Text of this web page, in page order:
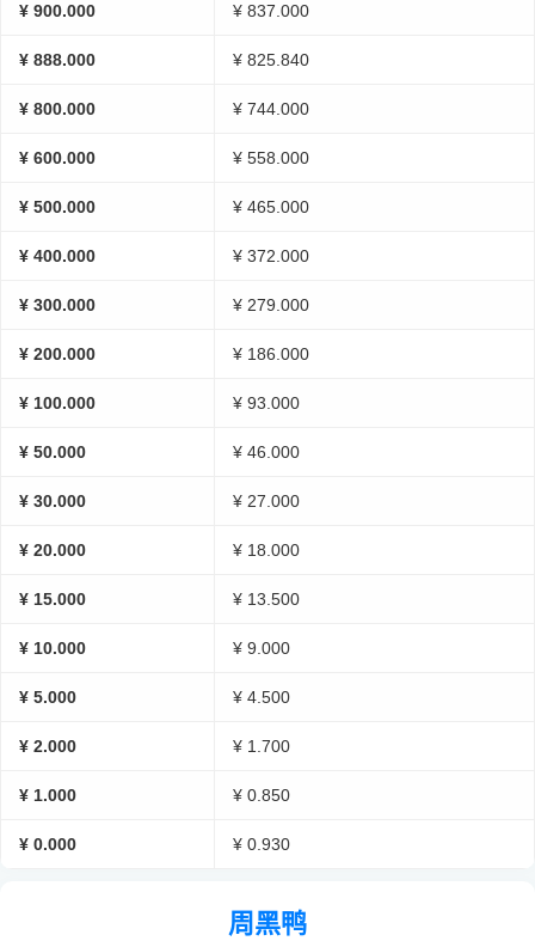
¥ 900.000 ¥ 837.000
¥ 888.000 ¥ 825.840
¥ 800.000 ¥ 744.000
¥ 600.000 ¥ 558.000
¥ 500.000 ¥ 465.000
¥ 400.000 ¥ 372.000
¥ 300.000 ¥ 279.000
¥ 200.000 ¥ 186.000
¥ 100.000 ¥ 93.000
¥ 50.000 ¥ 46.000
¥ 30.000 ¥ 27.000
¥ 20.000 ¥ 18.000
¥ 15.000 ¥ 13.500
¥ 10.000 ¥ 9.000
¥ 5.000 ¥ 4.500
¥ 2.000 ¥ 1.700
¥ 1.000 ¥ 0.850
¥ 0.000 ¥ 0.930
周黑鸭